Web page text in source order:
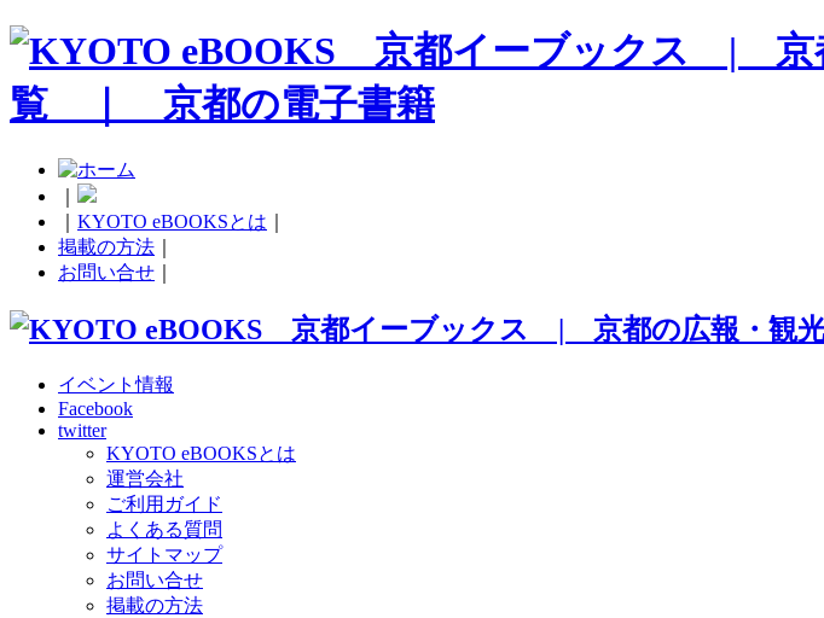
KYOTO eBOOKSとは
掲載の方法
お問い合せ
イベント情報
Facebook
twitter
KYOTO eBOOKSとは
運営会社
ご利用ガイド
よくある質問
サイトマップ
お問い合せ
掲載の方法